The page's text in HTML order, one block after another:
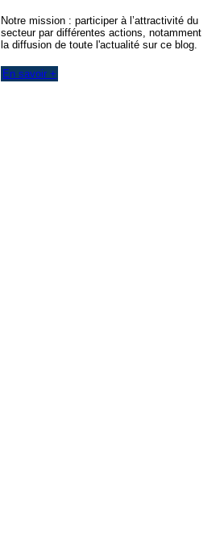
Notre mission : participer à l’attractivité du
secteur par différentes actions, notamment
la diffusion de toute l'actualité sur ce blog.
En savoir +